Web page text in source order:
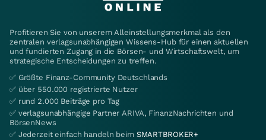
Profitieren Sie von unserem Alleinstellungsmerkmal als den
zentralen verlagsunabhängigen Wissens-Hub für einen aktuellen
und fundierten Zugang in die Börsen- und Wirtschaftswelt, um
strategische Entscheidungen zu treffen.
✅ Größte Finanz-Community Deutschlands
✅ über 550.000 registrierte Nutzer
✅ rund 2.000 Beiträge pro Tag
✅ verlagsunabhängige Partner ARIVA, FinanzNachrichten und
BörsenNews
✅ Jederzeit einfach handeln beim SMARTBROKER+